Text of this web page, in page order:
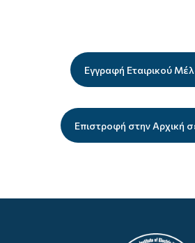
Εγγραφή Εταιρικού
Επιστροφή στην Αρχική